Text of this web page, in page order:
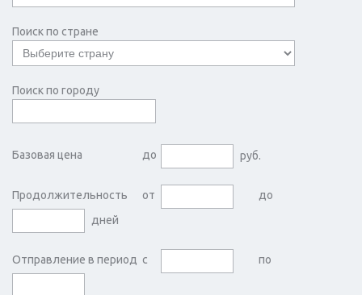
Поиск по стране
Поиск по городу
Базовая цена до руб.
Продолжительность от
до
дней
Отправление в период с по